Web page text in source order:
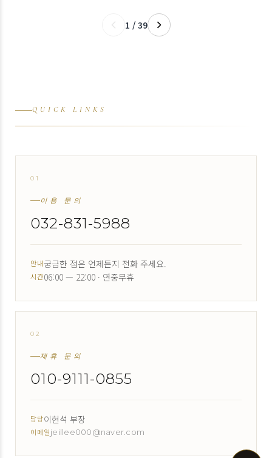
1 / 39
QUICK LINKS
01
이용 문의
032-831-5988
안내궁금한 점은 언제든지 전화 주세요.
시간06:00 — 22:00 · 연중무휴
02
제휴 문의
010-9111-0855
담당이현석 부장
이메일jeillee000@naver.com